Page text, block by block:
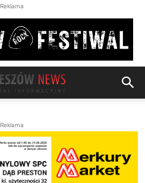
Reklama
Reklama